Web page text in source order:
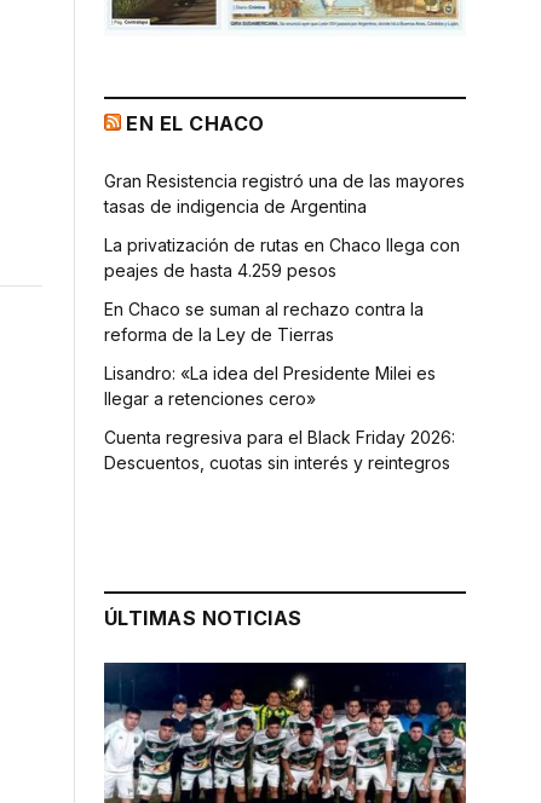
EN EL CHACO
Gran Resistencia registró una de las mayores
tasas de indigencia de Argentina
La privatización de rutas en Chaco llega con
peajes de hasta 4.259 pesos
En Chaco se suman al rechazo contra la
reforma de la Ley de Tierras
Lisandro: «La idea del Presidente Milei es
llegar a retenciones cero»
Cuenta regresiva para el Black Friday 2026:
Descuentos, cuotas sin interés y reintegros
ÚLTIMAS NOTICIAS